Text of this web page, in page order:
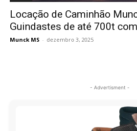
Locação de Caminhão
Guindastes de até 700t
Munck MS - dezembro 3, 2025
- Advertisment -